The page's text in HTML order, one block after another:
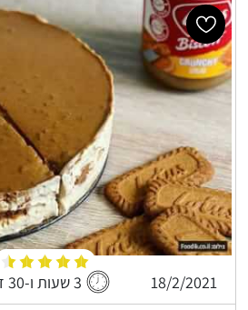
18/2/2021 3 שעות ו-30 דקות